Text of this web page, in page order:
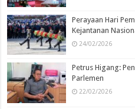
Perayaan Hari
Kejantanan
24/02/2026
Petrus Higang:
Parlemen
22/02/2026